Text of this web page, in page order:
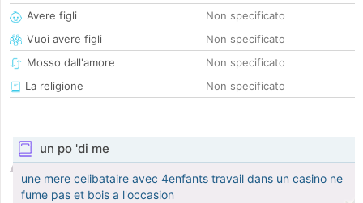
Avere figli
Non specificato
Vuoi avere figli
Non specificato
Mosso dall'amore
Non specificato
La religione
Non specificato
un po 'di me
une mere celibataire avec 4enfants travail dans un casino ne
fume pas et bois a l'occasion